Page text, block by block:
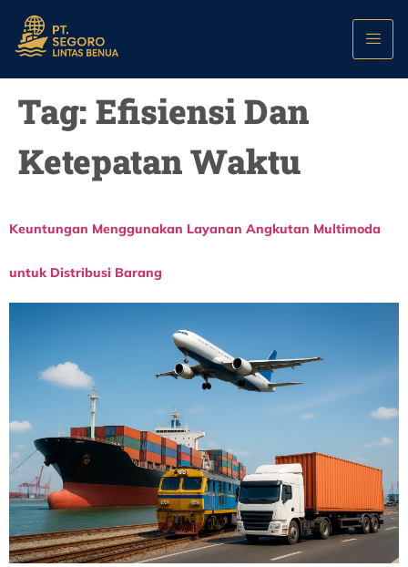
Tag: Efisiensi Dan
Ketepatan Waktu
Keuntungan Menggunakan Layanan Angkutan Multimoda
untuk Distribusi Barang